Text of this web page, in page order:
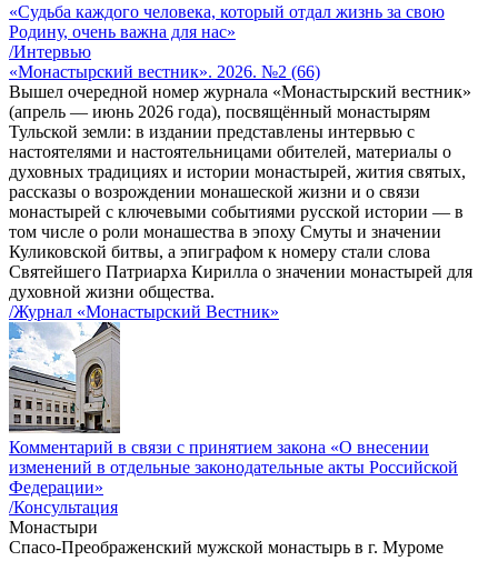
«Судьба каждого человека, который отдал жизнь за свою
Родину, очень важна для нас»
/Интервью
«Монастырский вестник». 2026. №2 (66)
Вышел очередной номер журнала «Монастырский вестник»
(апрель — июнь 2026 года), посвящённый монастырям
Тульской земли: в издании представлены интервью с
настоятелями и настоятельницами обителей, материалы о
духовных традициях и истории монастырей, жития святых,
рассказы о возрождении монашеской жизни и о связи
монастырей с ключевыми событиями русской истории — в
том числе о роли монашества в эпоху Смуты и значении
Куликовской битвы, а эпиграфом к номеру стали слова
Святейшего Патриарха Кирилла о значении монастырей для
духовной жизни общества.
/Журнал «Монастырский Вестник»
Комментарий в связи с принятием закона «О внесении
изменений в отдельные законодательные акты Российской
Федерации»
/Консультация
Монастыри
Спасо-Преображенский мужской монастырь в г. Муроме